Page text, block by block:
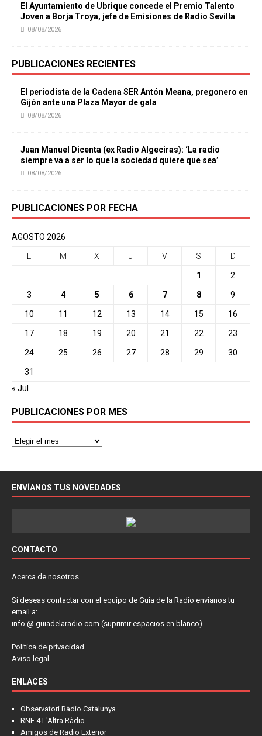
El Ayuntamiento de Ubrique concede el Premio Talento
Joven a Borja Troya, jefe de Emisiones de Radio Sevilla
08/08/2026
PUBLICACIONES RECIENTES
El periodista de la Cadena SER Antón Meana, pregonero en
Gijón ante una Plaza Mayor de gala
08/08/2026
Juan Manuel Dicenta (ex Radio Algeciras): ‘La radio
siempre va a ser lo que la sociedad quiere que sea’
08/08/2026
PUBLICACIONES POR FECHA
AGOSTO 2026
M X J V S D
1 2
3 4 5 6 7 8 9
10 11 12 13 14 15 16
17 18 19 20 21 22 23
24 25 26 27 28 29 30
31
« Jul
PUBLICACIONES POR MES
ENVÍANOS TUS NOVEDADES
CONTACTO
Acerca de nosotros
Si deseas contactar con el equipo de Guía de la Radio envíanos tu
email a:
info @ guiadelaradio.com (suprimir espacios en blanco)
Política de privacidad
Aviso legal
ENLACES
Observatori Ràdio Catalunya
RNE 4 L'Altra Ràdio
Amigos de Radio Exterior